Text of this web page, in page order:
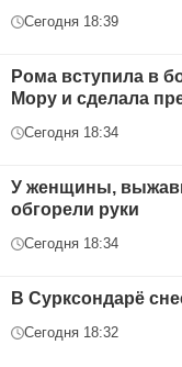
Сегодня 18:39
Рома вступила в
Мору и сделала
Сегодня 18:34
У женщины,
обгорели руки
Сегодня 18:34
В Сурксондарё
Сегодня 18:32